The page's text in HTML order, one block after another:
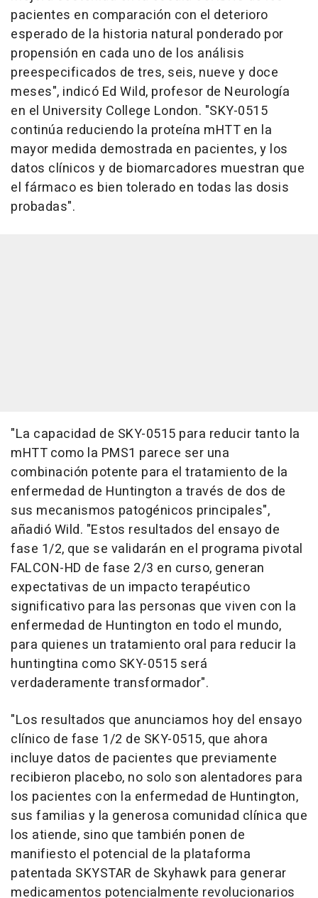
pacientes en comparación con el deterioro
esperado de la historia natural ponderado por
propensión en cada uno de los análisis
preespecificados de tres, seis, nueve y doce
meses", indicó Ed Wild, profesor de Neurología
en el University College London. "SKY-0515
continúa reduciendo la proteína mHTT en la
mayor medida demostrada en pacientes, y los
datos clínicos y de biomarcadores muestran que
el fármaco es bien tolerado en todas las dosis
probadas".
"La capacidad de SKY-0515 para reducir tanto la
mHTT como la PMS1 parece ser una
combinación potente para el tratamiento de la
enfermedad de Huntington a través de dos de
sus mecanismos patogénicos principales",
añadió Wild. "Estos resultados del ensayo de
fase 1/2, que se validarán en el programa pivotal
FALCON-HD de fase 2/3 en curso, generan
expectativas de un impacto terapéutico
significativo para las personas que viven con la
enfermedad de Huntington en todo el mundo,
para quienes un tratamiento oral para reducir la
huntingtina como SKY-0515 será
verdaderamente transformador".
"Los resultados que anunciamos hoy del ensayo
clínico de fase 1/2 de SKY-0515, que ahora
incluye datos de pacientes que previamente
recibieron placebo, no solo son alentadores para
los pacientes con la enfermedad de Huntington,
sus familias y la generosa comunidad clínica que
los atiende, sino que también ponen de
manifiesto el potencial de la plataforma
patentada SKYSTAR de Skyhawk para generar
medicamentos potencialmente revolucionarios